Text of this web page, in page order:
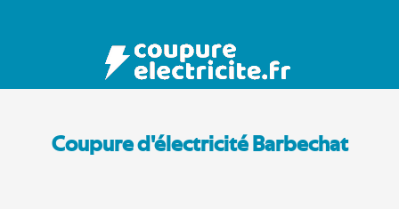
Coupure d'électricité Barbechat